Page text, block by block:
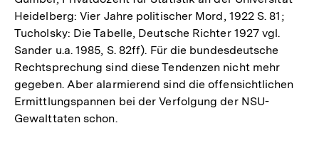
Heidelberg: Vier Jahre politischer Mord, 1922 S. 81;
Tucholsky: Die Tabelle, Deutsche Richter 1927 vgl.
Sander u.a. 1985, S. 82ff). Für die bundesdeutsche
Rechtsprechung sind diese Tendenzen nicht mehr
gegeben. Aber alarmierend sind die offensichtlichen
Ermittlungspannen bei der Verfolgung der NSU-
Gewalttaten schon.